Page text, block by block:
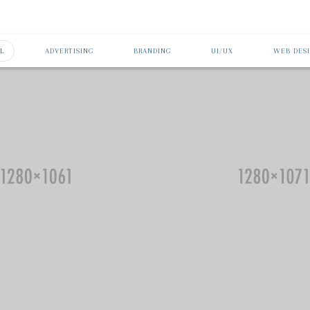
ADVERTISING BRANDING UI/UX WEB